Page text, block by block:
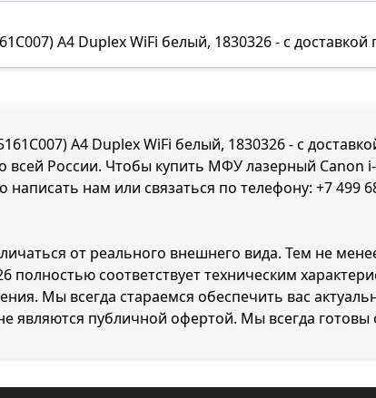
A4 Duplex WiFi белый, 1830326 - с доставкой
A4 Duplex WiFi белый, 1830326 - с
всей России. Чтобы купить МФУ лазерный Canon
нам или связаться по телефону: +7 499
от реального внешнего вида. Тем не
полностью соответствует техническим
Мы всегда стараемся обеспечить вас
являются публичной офертой. Мы всегда